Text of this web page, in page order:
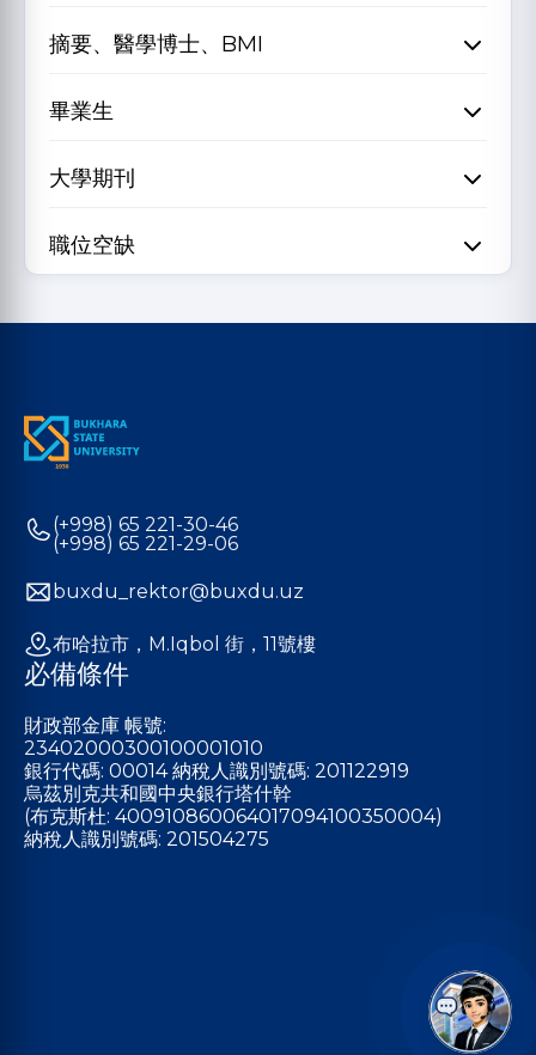
摘要、醫學博士、BMI
畢業生
大學期刊
職位空缺
(+998) 65 221-30-46
(+998) 65 221-29-06
buxdu_rektor@buxdu.uz
布哈拉市，M.Iqbol 街，11號樓
必備條件
財政部金庫 帳號:
23402000300100001010
銀行代碼: 00014 納稅人識別號碼: 201122919
烏茲別克共和國中央銀行塔什幹
(布克斯杜: 400910860064017094100350004)
納稅人識別號碼: 201504275